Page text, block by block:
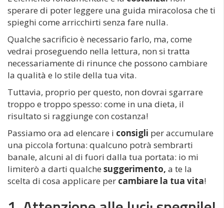
sperare di poter leggere una guida miracolosa che ti
spieghi come arricchirti senza fare nulla.
Qualche sacrificio è necessario farlo, ma, come
vedrai proseguendo nella lettura, non si tratta
necessariamente di rinunce che possono cambiare
la qualità e lo stile della tua vita.
Tuttavia, proprio per questo, non dovrai sgarrare
troppo e troppo spesso: come in una dieta, il
risultato si raggiunge con costanza!
Passiamo ora ad elencare i consigli per accumulare
una piccola fortuna: qualcuno potrà sembrarti
banale, alcuni al di fuori dalla tua portata: io mi
limiterò a darti qualche suggerimento, a te la
scelta di cosa applicare per cambiare la tua vita!